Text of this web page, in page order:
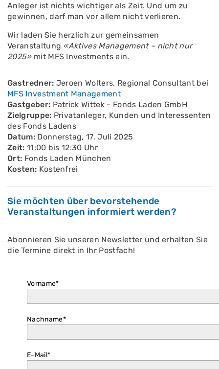
Anleger ist nichts wichtiger als Zeit. Und um zu
gewinnen, darf man vor allem nicht verlieren.
Wir laden Sie herzlich zur gemeinsamen
Veranstaltung «Aktives Management – nicht nur
2025»mit MFS Investments ein.
Gastredner: Jeroen Wolters, Regional Consultant bei
MFS Investment Management
Gastgeber: Patrick Wittek - Fonds Laden GmbH
Zielgruppe: Privatanleger, Kunden und Interessenten
des Fonds Ladens
Datum:Donnerstag, 17. Juli 2025
Zeit: 11:00 bis 12:30 Uhr
Ort: Fonds Laden München
Kosten: Kostenfrei
Sie möchten über bevorstehende
Veranstaltungen informiert werden?
Abonnieren Sie unseren Newsletter und erhalten Sie
die Termine direkt in Ihr Postfach!
Vorname*
Nachname*
E-Mail*